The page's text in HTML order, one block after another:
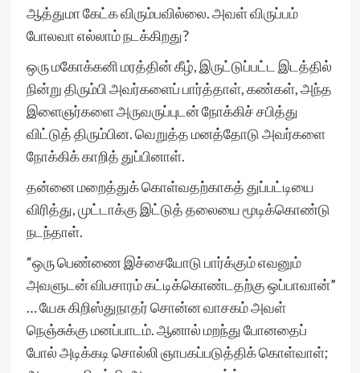
ஆத்துமா கேட்க விரும்பவில்லை. அவள் விருப்பம்
போலவா எல்லாம் நடக்கிறது?
ஒரு மகோக்கனி மரத்தின் கீழ், இருட்டுப்பட்ட இடத்தில்
நின்று திரும்பி அவர்களைப் பார்த்தாள், கண்கள், அந்த
இளைஞர்களை அருவருப்புடன் நோக்கிச் சபித்து
விட்டுத் திரும்பின. வெறுத்த மனத்தோடு அவர்களை
நோக்கிக் காறித் துப்பினாள்.
தன்னை மறைத்துக் கொள்வதற்காகத் துப்பட்டியை
விரித்து, முட்டாக்கு இட்டுத் தலையை மூடிக்கொண்டு
நடந்தாள்.
“ஒரு பெண்ணை இச்சையோடு பார்க்கும் எவனும்
அவளுடன் விபசாரம் கட்டிக்கொண்டதற்கு ஒப்பாவான்”
… யேசு கிறிஸ்துநாதர் சொன்ன வாசகம் அவள்
நெஞ்சுக்கு மனப்பாடம். ஆனால் மறந்து போனதைப்
போல் அடிக்கடி சொல்லி ஞாபகப்படுத்திக் கொள்வாள்;